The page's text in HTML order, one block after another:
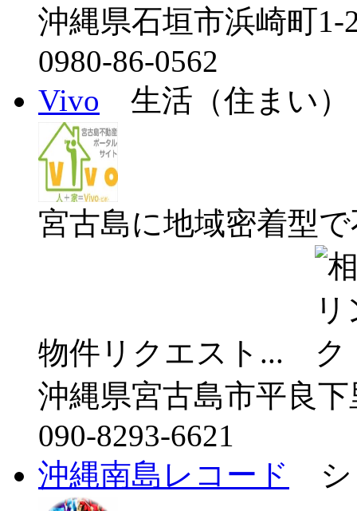
沖縄県石垣市浜崎町1-
0980-86-0562
Vivo 生活（住まい）
宮古島に地域密着型
物件リクエスト...
沖縄県宮古島市平良下
090-8293-6621
沖縄南島レコード
シ